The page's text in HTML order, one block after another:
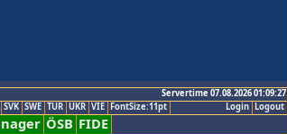
Servertime 07.08.2026 01:09:27
Logout
Login
SVK SWE TUR UKR VIE FontSize:11pt
ÖSB FIDE